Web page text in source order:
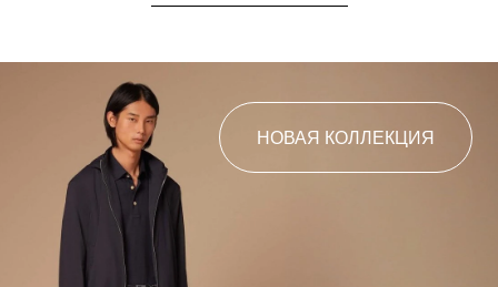
НОВАЯ КОЛЛЕКЦИЯ